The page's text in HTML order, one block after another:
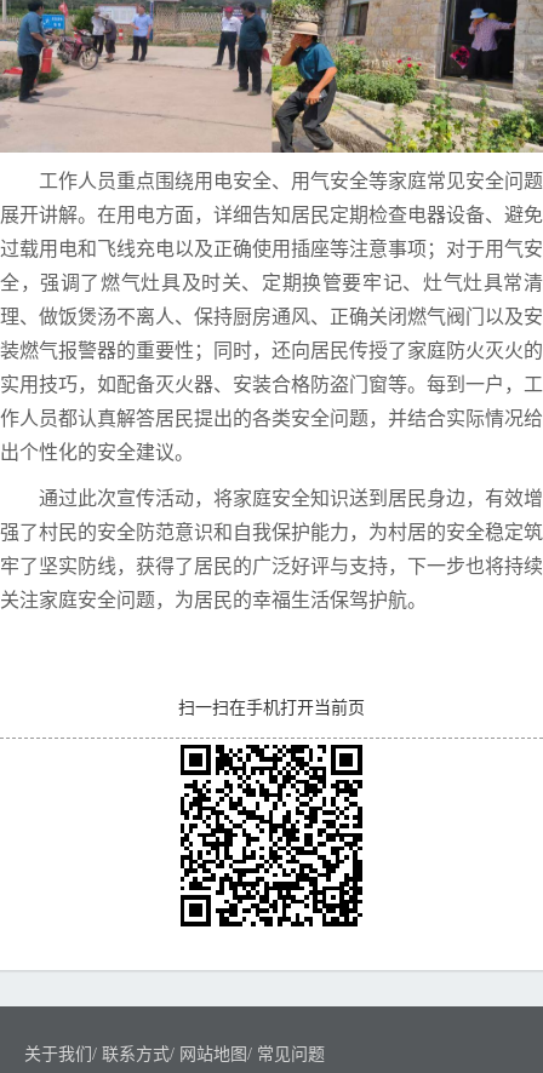
工作人员重点围绕用电安全、用气安全等家庭常见安全问题
展开讲解。在用电方面，详细告知居民定期检查电器设备、避免
过载用电和飞线充电以及正确使用插座等注意事项；对于用气安
全，强调了燃气灶具及时关、定期换管要牢记、灶气灶具常清
理、做饭煲汤不离人、保持厨房通风、正确关闭燃气阀门以及安
装燃气报警器的重要性；同时，还向居民传授了家庭防火灭火的
实用技巧，如配备灭火器、安装合格防盗门窗等。每到一户，工
作人员都认真解答居民提出的各类安全问题，并结合实际情况给
出个性化的安全建议。
通过此次宣传活动，将家庭安全知识送到居民身边，有效增
强了村民的安全防范意识和自我保护能力，为村居的安全稳定筑
牢了坚实防线，获得了居民的广泛好评与支持，下一步也将持续
关注家庭安全问题，为居民的幸福生活保驾护航。
扫一扫在手机打开当前页
关于我们 / 联系方式/ 网站地图/ 常见问题